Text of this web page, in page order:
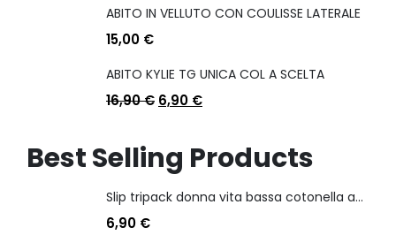
ABITO IN VELLUTO CON COULISSE LATERALE
15,00 €
ABITO KYLIE TG UNICA COL A SCELTA
16,90€ 6,90 €
Best Selling Products
Slip tripack donna vita bassa cotonella art 3165 in cotone elasticizzato
6,90 €